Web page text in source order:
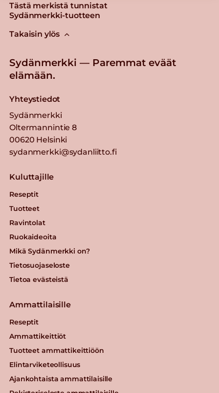
Tästä merkistä tunnistat
Sydänmerkki-tuotteen
Takaisin ylös
Sydänmerkki — Paremmat eväät
elämään.
Yhteystiedot
Sydänmerkki
Oltermannintie 8
00620 Helsinki
sydanmerkki@sydanliitto.fi
Kuluttajille
Reseptit
Tuotteet
Ravintolat
Ruokaideoita
Mikä Sydänmerkki on?
Tietosuojaseloste
Tietoa evästeistä
Ammattilaisille
Reseptit
Ammattikeittiöt
Tuotteet ammattikeittiöön
Elintarviketeollisuus
Ajankohtaista ammattilaisille